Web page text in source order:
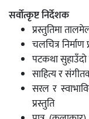
सर्वोत्कृष्ट निर्देशक
प्रस्तुतिमा
चलचित्र
पटकथा
साहित्य र
सरल र
प्रस्तुति